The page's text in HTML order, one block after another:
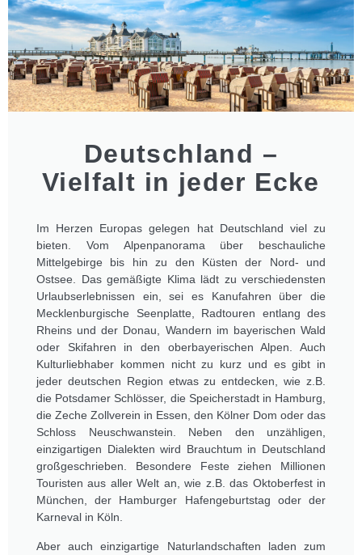
Deutschland –
Vielfalt in jeder Ecke
Im Herzen Europas gelegen hat Deutschland viel zu
bieten. Vom Alpenpanorama über beschauliche
Mittelgebirge bis hin zu den Küsten der Nord- und
Ostsee. Das gemäßigte Klima lädt zu verschiedensten
Urlaubserlebnissen ein, sei es Kanufahren über die
Mecklenburgische Seenplatte, Radtouren entlang des
Rheins und der Donau, Wandern im bayerischen Wald
oder Skifahren in den oberbayerischen Alpen. Auch
Kulturliebhaber kommen nicht zu kurz und es gibt in
jeder deutschen Region etwas zu entdecken, wie z.B.
die Potsdamer Schlösser, die Speicherstadt in Hamburg,
die Zeche Zollverein in Essen, den Kölner Dom oder das
Schloss Neuschwanstein. Neben den unzähligen,
einzigartigen Dialekten wird Brauchtum in Deutschland
großgeschrieben. Besondere Feste ziehen Millionen
Touristen aus aller Welt an, wie z.B. das Oktoberfest in
München, der Hamburger Hafengeburtstag oder der
Karneval in Köln.
Aber auch einzigartige Naturlandschaften laden zum